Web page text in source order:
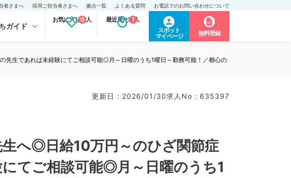
者さまへ 採用ご担当者さまへ 拠点一覧 よくある質問 お電話でのお問い合わせについて
ガイド
お気に入り求人
0 最近見た求人
1
スポット
マイページ
無料登録
先生であれば未経験にてご相談可能◎月～日曜のうち1曜日～勤務可能！／都心の
更新日 : 2026/01/30求人No : 635397
生へ◎日給10万円～のひざ関節症
てご相談可能◎月～日曜のうち1